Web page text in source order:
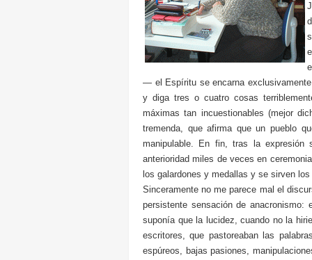
— el Espíritu se encarna
y diga tres o cuatro cosas
máximas tan incuestionables (mejor
tremenda, que afirma que un pueblo
manipulable. En fin, tras la expresión
anterioridad miles de veces en
los galardones y medallas y se sirven
Sinceramente no me parece mal el
persistente sensación de
suponía que la lucidez, cuando no la
escritores, que pastoreaban las
espúreos, bajas pasiones,